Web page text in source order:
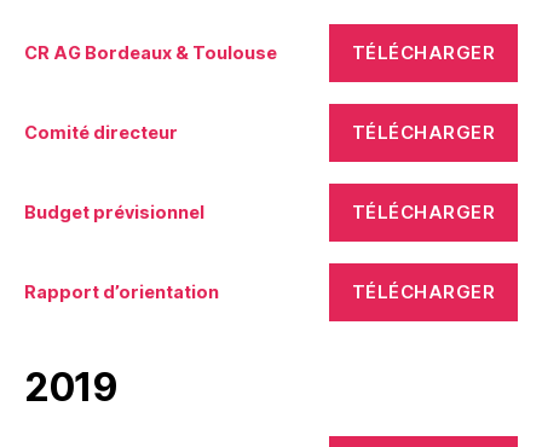
CR AG Bordeaux & Toulouse TÉLÉCHARGER
Comité directeur TÉLÉCHARGER
Budget prévisionnel TÉLÉCHARGER
Rapport d’orientation TÉLÉCHARGER
2019